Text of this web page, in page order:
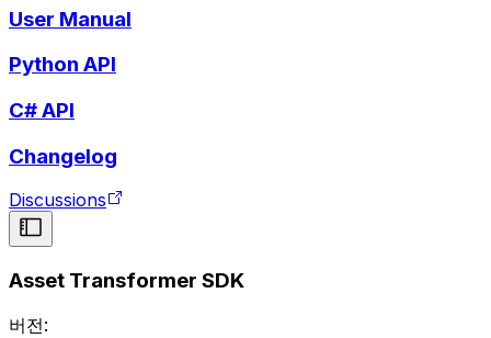
User Manual
Python API
C# API
Changelog
Discussions
Asset Transformer SDK
버전: